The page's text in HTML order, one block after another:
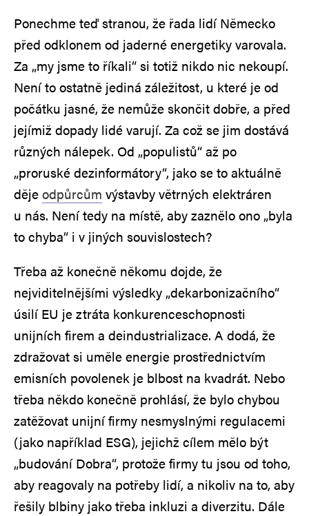
Ponechme teď stranou, že řada lidí Německo
před odklonem od jaderné energetiky varovala.
Za „my jsme to říkali“ si totiž nikdo nic nekoupí.
Není to ostatně jediná záležitost, u které je od
počátku jasné, že nemůže skončit dobře, a před
jejímiž dopady lidé varují. Za což se jim dostává
různých nálepek. Od „populistů“ až po
„proruské dezinformátory“, jako se to aktuálně
dějeodpůrcům výstavby větrných elektráren
u nás. Není tedy na místě, aby zaznělo ono „byla
to chyba“ i v jiných souvislostech?
Třeba až konečně někomu dojde, že
nejviditelnějšími výsledky „dekarbonizačního“
úsilí EU je ztráta konkurenceschopnosti
unijních firem a deindustrializace. A dodá, že
zdražovat si uměle energie prostřednictvím
emisních povolenek je blbost na kvadrát. Nebo
třeba někdo konečně prohlásí, že bylo chybou
zatěžovat unijní firmy nesmyslnými regulacemi
(jako například ESG), jejichž cílem mělo být
„budování Dobra“, protože firmy tu jsou od toho,
aby reagovaly na potřeby lidí, a nikoliv na to, aby
řešily blbiny jako třeba inkluzi a diverzitu. Dále